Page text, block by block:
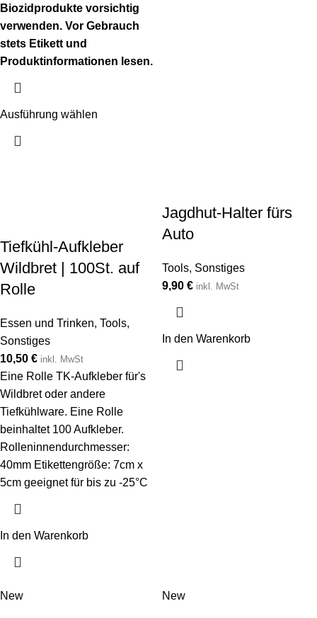
Biozidprodukte vorsichtig
verwenden. Vor Gebrauch
stets Etikett und
Produktinformationen lesen.
Ausführung wählen
Tiefkühl-Aufkleber
Wildbret | 100St. auf
Rolle
Essen und Trinken, Tools,
Sonstiges
10,50 € inkl. MwSt
Eine Rolle TK-Aufkleber für's
Wildbret oder andere
Tiefkühlware. Eine Rolle
beinhaltet 100 Aufkleber.
Rolleninnendurchmesser:
40mm Etikettengröße: 7cm x
5cm geeignet für bis zu -25°C
In den Warenkorb
Jagdhut-Halter fürs
Auto
Tools, Sonstiges
9,90 € inkl. MwSt
In den Warenkorb
New New